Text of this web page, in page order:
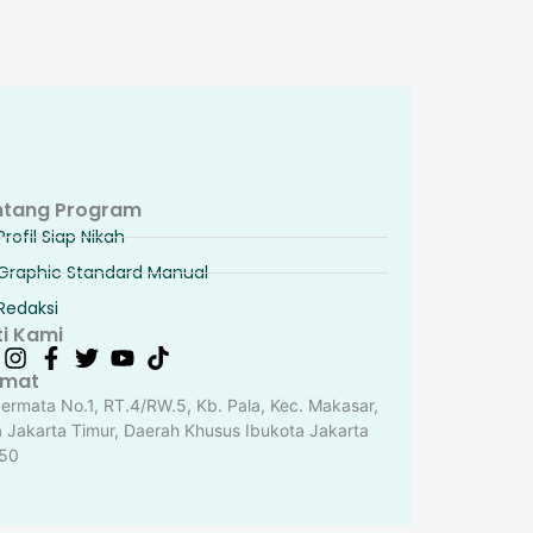
Program
Siap Nikah
Standard Manual
Kami
No.1, RT.4/RW.5, Kb. Pala, Kec. Makasar,
Jakarta Timur, Daerah Khusus Ibukota Jakarta